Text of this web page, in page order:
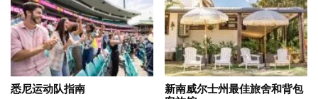
悉尼运动队指南
新南威尔士州最佳旅舍和背包